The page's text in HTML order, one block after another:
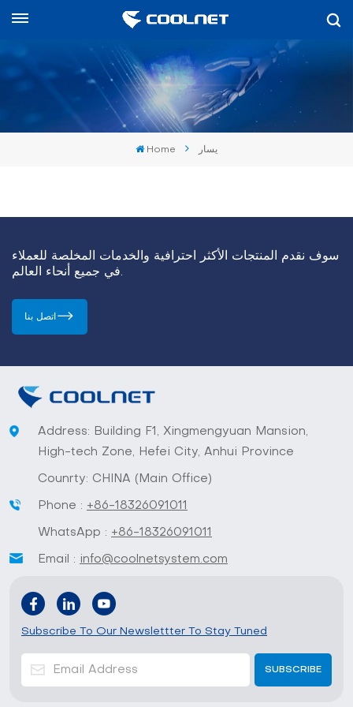
Home يسار
سوف نقدم المنتجات الأكثر احترافية والخدمات المخلصة للعملاء
في جميع أنحاء العالم.
اتصل بنا
Address: Building F1, Xingmengyuan Mansion,
High-tech Zone, Hefei City, Anhui Province
Counrty: CHINA (Main Office)
Phone : +86-18326091011
WhatsApp : +86-18326091011
Email : info@coolnetsystem.com
Subscribe To Our Newslettter To Stay Tuned